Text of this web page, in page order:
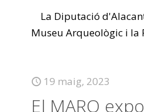
La Diputació
Museu Arqueològic i la
19 maig, 2023
El MARQ